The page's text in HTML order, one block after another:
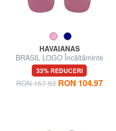
HAVAIANAS
BRASIL LOGO Încălțăminte
bărbătească
33% REDUCERI
RON 157.53 RON 104.97